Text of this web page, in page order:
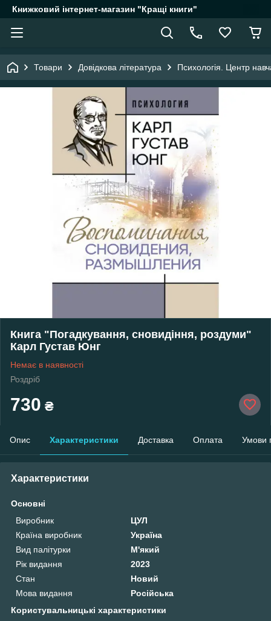
Книжковий інтернет-магазин "Кращі книги"
Товари Довідкова література Психологія. Центр
Книга "Погадкування, сновидіння, роздуми"
Карл Густав Юнг
Немає в наявності
Роздріб
730 ₴
Опис Характеристики Доставка Оплата Умови
Характеристики
Основні
Виробник
ЦУЛ
Країна виробник
Україна
Вид палітурки
М'який
Рік видання
2023
Стан
Новий
Мова видання
Російська
Користувальницькі характеристики